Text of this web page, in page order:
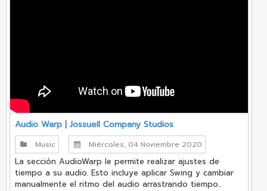
Audio Warp | Jossuell Company Studios
Music Miércoles, 04 Noviembre 2020
La sección AudioWarp le permite realizar ajustes de
tiempo a su audio. Esto incluye aplicar Swing y cambiar
manualmente el ritmo del audio arrastrando tiempo...